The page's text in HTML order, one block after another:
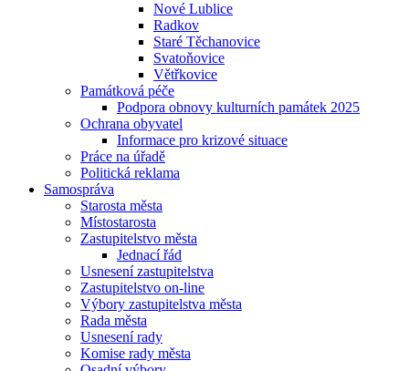
Nové Lublice
Radkov
Staré Těchanovice
Svatoňovice
Větřkovice
Památková péče
Podpora obnovy kulturních památek 2025
Ochrana obyvatel
Informace pro krizové situace
Práce na úřadě
Politická reklama
Samospráva
Starosta města
Místostarosta
Zastupitelstvo města
Jednací řád
Usnesení zastupitelstva
Zastupitelstvo on-line
Výbory zastupitelstva města
Rada města
Usnesení rady
Komise rady města